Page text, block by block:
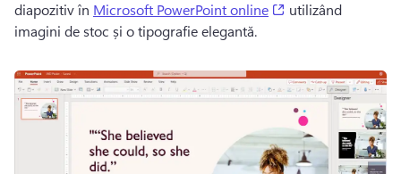
diapozitiv în Microsoft PowerPoint online (opens in a new
utilizând
imagini de stoc și o tipografie elegantă.